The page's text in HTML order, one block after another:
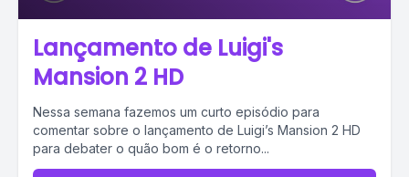
Lançamento de Luigi's
Mansion 2 HD
Nessa semana fazemos um curto episódio para
comentar sobre o lançamento de Luigi’s Mansion 2 HD
para debater o quão bom é o retorno...